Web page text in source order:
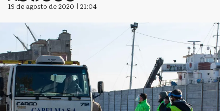
19 de agosto de 2020 | 21:04